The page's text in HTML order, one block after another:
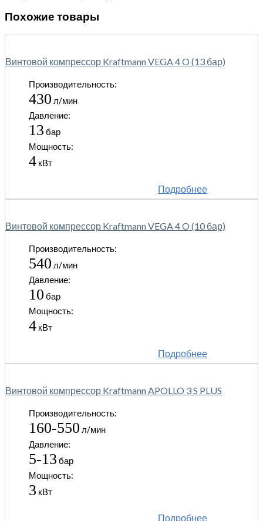
Похожие товары
Винтовой компрессор Kraftmann VEGA 4 O (13 бар)
Производительность:
430 л/мин
Давление:
13 бар
Мощность:
4 кВт
Подробнее
Винтовой компрессор Kraftmann VEGA 4 O (10 бар)
Производительность:
540 л/мин
Давление:
10 бар
Мощность:
4 кВт
Подробнее
Винтовой компрессор Kraftmann APOLLO 3 S PLUS
Производительность:
160-550 л/мин
Давление:
5-13 бар
Мощность:
3 кВт
Подробнее